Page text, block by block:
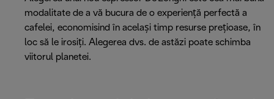
modalitate de a vă bucura de o experiență perfectă a
cafelei, economisind în același timp resurse prețioase, în
loc să le irosiți. Alegerea dvs. de astăzi poate schimba
viitorul planetei.